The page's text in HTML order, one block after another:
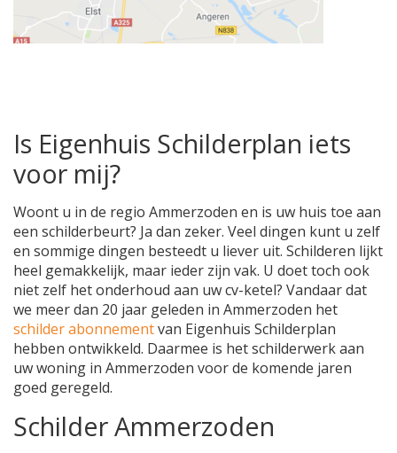
Is Eigenhuis Schilderplan iets
voor mij?
Woont u in de regio Ammerzoden en is uw huis toe aan
een schilderbeurt? Ja dan zeker. Veel dingen kunt u zelf
en sommige dingen besteedt u liever uit. Schilderen lijkt
heel gemakkelijk, maar ieder zijn vak. U doet toch ook
niet zelf het onderhoud aan uw cv-ketel? Vandaar dat
we meer dan 20 jaar geleden in Ammerzoden het
schilder abonnementvan Eigenhuis Schilderplan
hebben ontwikkeld. Daarmee is het schilderwerk aan
uw woning in Ammerzoden voor de komende jaren
goed geregeld.
Schilder Ammerzoden